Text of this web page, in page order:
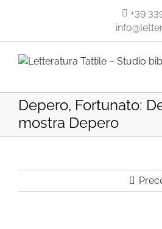
+39
Depero, Fortunato:
mostra Depero